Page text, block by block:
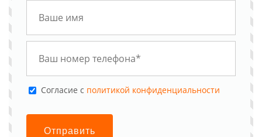
Cогласие с политикой конфиденциальности
Отправить